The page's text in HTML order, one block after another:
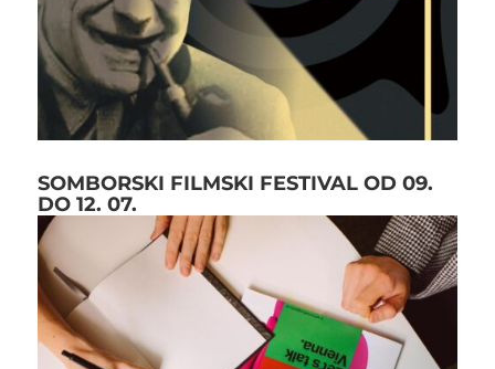
SOMBORSKI FILMSKI FESTIVAL OD 09.
DO 12. 07.